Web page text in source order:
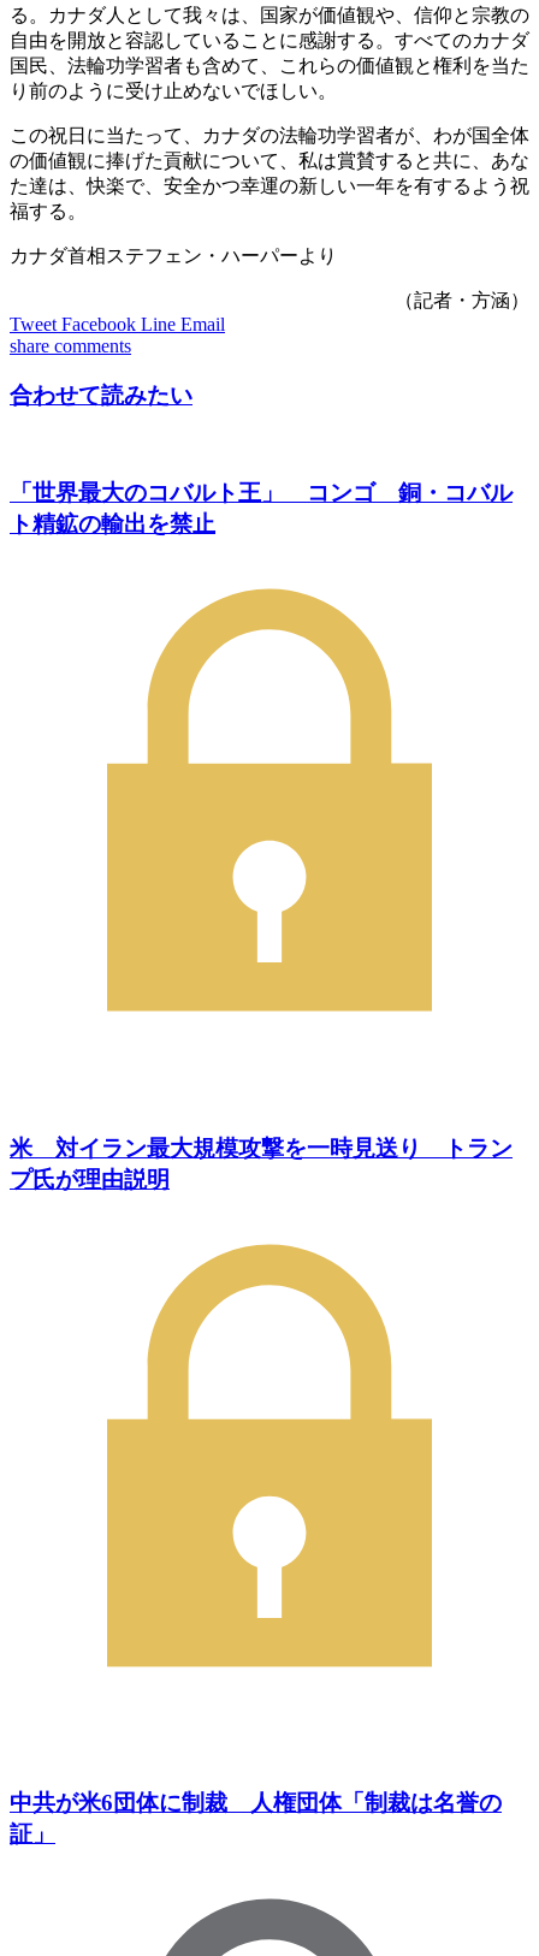
る。カナダ人として我々は、国家が価値観や、信仰と宗教の
自由を開放と容認していることに感謝する。すべてのカナダ
国民、法輪功学習者も含めて、これらの価値観と権利を当た
り前のように受け止めないでほしい。
この祝日に当たって、カナダの法輪功学習者が、わが国全体
の価値観に捧げた貢献について、私は賞賛すると共に、あな
た達は、快楽で、安全かつ幸運の新しい一年を有するよう祝
福する。
カナダ首相ステフェン・ハーパーより
（記者・方涵）
Tweet Facebook Line Email
share comments
合わせて読みたい
「世界最大のコバルト王」 コンゴ 銅・コバル
ト精鉱の輸出を禁止
米 対イラン最大規模攻撃を一時見送り トラン
プ氏が理由説明
中共が米6団体に制裁 人権団体「制裁は名誉の
証」